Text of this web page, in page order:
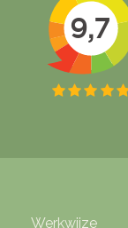
Werkwijze